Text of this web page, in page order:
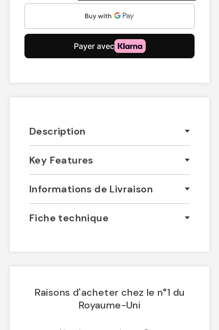
Description
Key Features
Informations de Livraison
Fiche technique
Raisons d'acheter chez le n°1 du
Royaume-Uni